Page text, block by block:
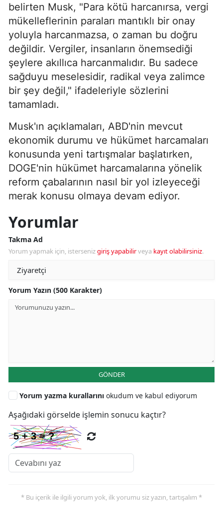
belirten Musk, "Para kötü harcanırsa, vergi
mükelleflerinin paraları mantıklı bir onay
yoluyla harcanmazsa, o zaman bu doğru
değildir. Vergiler, insanların önemsediği
şeylere akıllıca harcanmalıdır. Bu sadece
sağduyu meselesidir, radikal veya zalimce
bir şey değil," ifadeleriyle sözlerini
tamamladı.
Musk'ın açıklamaları, ABD'nin mevcut
ekonomik durumu ve hükümet harcamaları
konusunda yeni tartışmalar başlatırken,
DOGE'nin hükümet harcamalarına yönelik
reform çabalarının nasıl bir yol izleyeceği
merak konusu olmaya devam ediyor.
Yorumlar
Takma Ad
Yorum yapmak için, istersenizgiriş yapabilirveya kayıt olabilirsiniz.
Yorum Yazın (500 Karakter)
GÖNDER
Yorum yazma kurallarını okudum ve kabul ediyorum
Aşağıdaki görselde işlemin sonucu kaçtır?
* Bu içerik ile ilgili yorum yok, ilk yorumu siz yazın, tartışalım *